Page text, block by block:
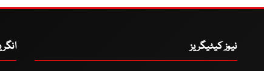
نیوز کیٹیگریز